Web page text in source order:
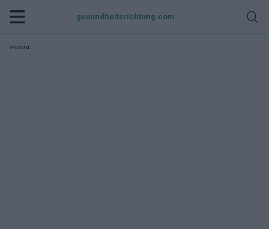
gesundheitsrichtung.com
Werbung: